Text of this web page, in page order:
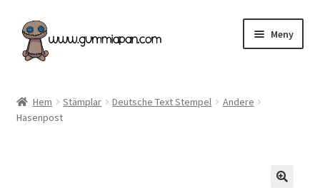
Hoppa
till
navigering
Hoppa
till
innehåll
Meny
Kategorier
Hem Stämplar Deutsche Text Stempel
Andere
Hasenpost